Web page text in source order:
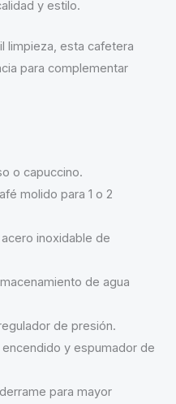
y estilo.
limpieza, esta cafetera
para complementar
o capuccino.
molido para 1 o 2
inoxidable de
de agua
de presión.
y espumador de
para mayor